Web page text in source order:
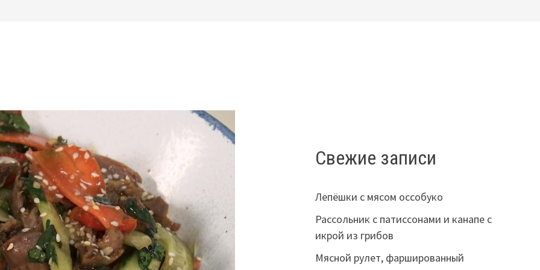
Свежие записи
Лепёшки с мясом оссобуко
Рассольник с патиссонами и канапе с
икрой из грибов
Мясной рулет, фаршированный